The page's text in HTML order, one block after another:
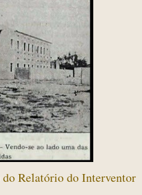
Relatório do Interventor